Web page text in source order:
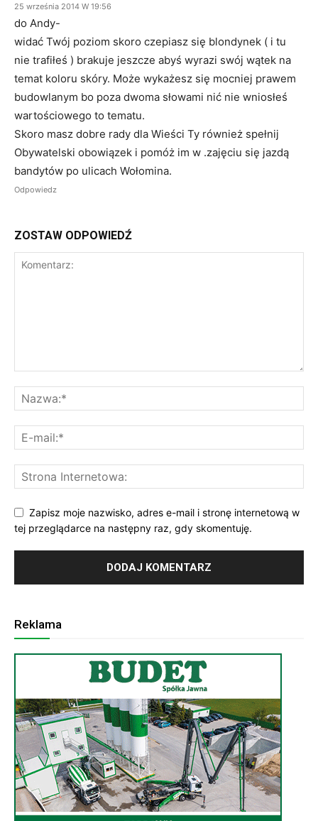
25 września 2014 W 19:56
do Andy-
widać Twój poziom skoro czepiasz się blondynek ( i tu
nie trafiłeś ) brakuje jeszcze abyś wyrazi swój wątek na
temat koloru skóry. Może wykażesz się mocniej prawem
budowlanym bo poza dwoma słowami nić nie wniosłeś
wartościowego to tematu.
Skoro masz dobre rady dla Wieści Ty również spełnij
Obywatelski obowiązek i pomóż im w .zajęciu się jazdą
bandytów po ulicach Wołomina.
Odpowiedz
ZOSTAW ODPOWIEDŹ
Zapisz moje nazwisko, adres e-mail i stronę internetową w
tej przeglądarce na następny raz, gdy skomentuję.
Reklama